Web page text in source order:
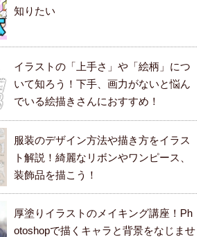
知りたい
イラストの「上手さ」や「絵柄」につ
いて知ろう！下手、画力がないと悩ん
でいる絵描きさんにおすすめ！
服装のデザイン方法や描き方をイラス
ト解説！綺麗なリボンやワンピース、
装飾品を描こう！
厚塗りイラストのメイキング講座！Ph
otoshopで描くキャラと背景をなじませ